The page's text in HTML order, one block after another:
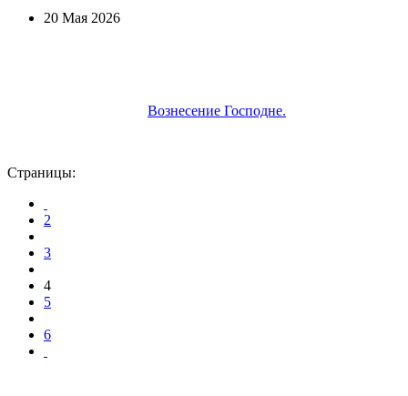
20 Мая 2026
Вознесение Господне.
Страницы:
2
3
4
5
6